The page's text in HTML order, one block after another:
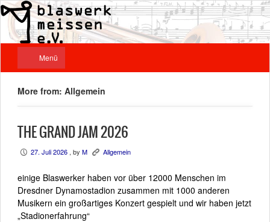
Menü
More from: Allgemein
THE GRAND JAM 2026
P 27. Juli 2026 , by M K Allgemein
einige Blaswerker haben vor über 12000 Menschen im
Dresdner Dynamostadion zusammen mit 1000 anderen
Musikern ein großartiges Konzert gespielt und wir haben jetzt
„Stadionerfahrung“